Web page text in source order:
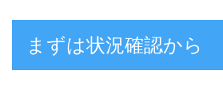
まずは状況確認から